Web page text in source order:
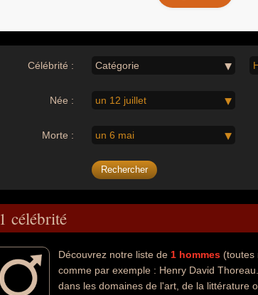
Célébrité : Catégorie
Née : un 12 juillet
Morte : un 6 mai
1 célébrité
Découvrez notre liste de 1 hommes (toutes
comme par exemple : Henry David
dans les domaines de l'art, de la littérature